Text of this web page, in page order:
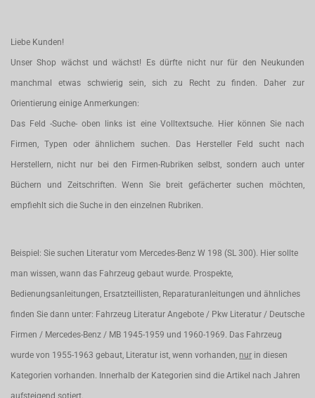
Liebe Kunden!
Unser Shop wächst und wächst! Es dürfte nicht nur für den Neukunden
manchmal etwas schwierig sein, sich zu Recht zu finden. Daher zur
Orientierung einige Anmerkungen:
Das Feld -Suche- oben links ist eine Volltextsuche. Hier können Sie nach
Firmen, Typen oder ähnlichem suchen. Das Hersteller Feld sucht nach
Herstellern, nicht nur bei den Firmen-Rubriken selbst, sondern auch unter
Büchern und Zeitschriften. Wenn Sie breit gefächerter suchen möchten,
empfiehlt sich die Suche in den einzelnen Rubriken.
Beispiel: Sie suchen Literatur vom Mercedes-Benz W 198 (SL 300). Hier sollte
man wissen, wann das Fahrzeug gebaut wurde. Prospekte,
Bedienungsanleitungen, Ersatzteillisten, Reparaturanleitungen und ähnliches
finden Sie dann unter: Fahrzeug Literatur Angebote / Pkw Literatur / Deutsche
Firmen / Mercedes-Benz / MB 1945-1959 und 1960-1969. Das Fahrzeug
wurde von 1955-1963 gebaut, Literatur ist, wenn vorhanden, nur in diesen
Kategorien vorhanden. Innerhalb der Kategorien sind die Artikel nach Jahren